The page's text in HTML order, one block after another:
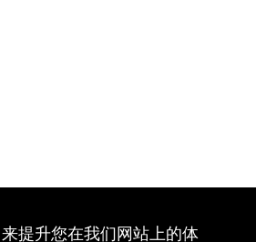
提升您在我们网站上的体